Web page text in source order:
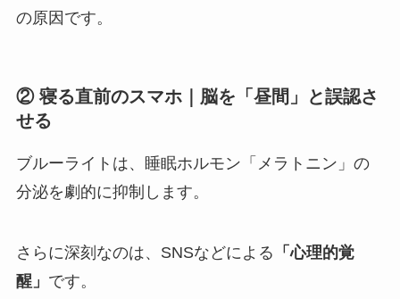
の原因です。
② 寝る直前のスマホ｜脳を「昼間」と誤認さ
せる
ブルーライトは、睡眠ホルモン「メラトニン」の
分泌を劇的に抑制します。
さらに深刻なのは、SNSなどによる 「心理的覚
醒」 です。